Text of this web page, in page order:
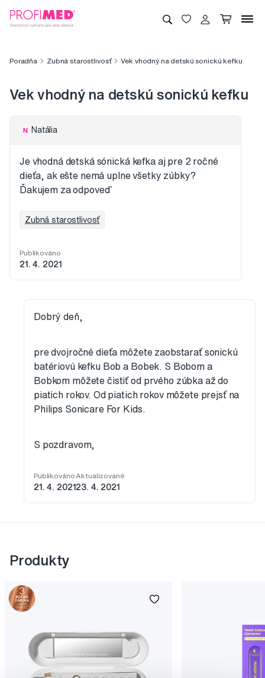
Poradňa Zubná starostlivosť Vek vhodný na detskú sonickú kefku
Vek vhodný na detskú sonickú kefku
N Natália
Je vhodná detská sónická kefka aj pre 2 ročné
dieťa, ak ešte nemá uplne všetky zúbky?
Ďakujem za odpoveď
Zubná starostlivosť
Publikováno
21. 4. 2021
Dobrý deň,
pre dvojročné dieťa môžete zaobstarať sonickú
batériovú kefku Bob a Bobek. S Bobom a
Bobkom môžete čistiť od prvého zúbka až do
piatich rokov. Od piatich rokov môžete prejsť na
Philips Sonicare For Kids.
S pozdravom,
Publikováno
21. 4. 2021
Aktualizované
23. 4. 2021
Produkty